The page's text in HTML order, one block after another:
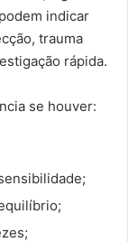
indicar
trauma
rápida.
se houver: